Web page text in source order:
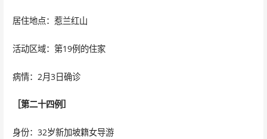
居住地点：惹兰红山
活动区域：第19例的住家
病情：2月3日确诊
［第二十四例］
身份：32岁新加坡籍女导游